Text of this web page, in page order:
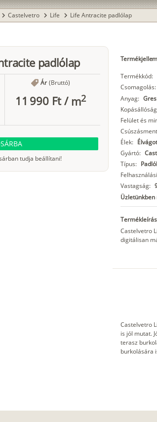
chevron_right Castelvetro chevron_right Life chevron_right Life Antracite padlólap
padlólap
Ár (Bruttó)
11 990 Ft/ m2
tudja beállítani!
Termékkód:
Csomagolás:
Anyag:
Felület és
Élek:
Gyártó:
Típus:
Vastagság:
Termékleírás
Castelvetro
digitálisan
Castelvetro
is jól mutat.
terasz
burkolására